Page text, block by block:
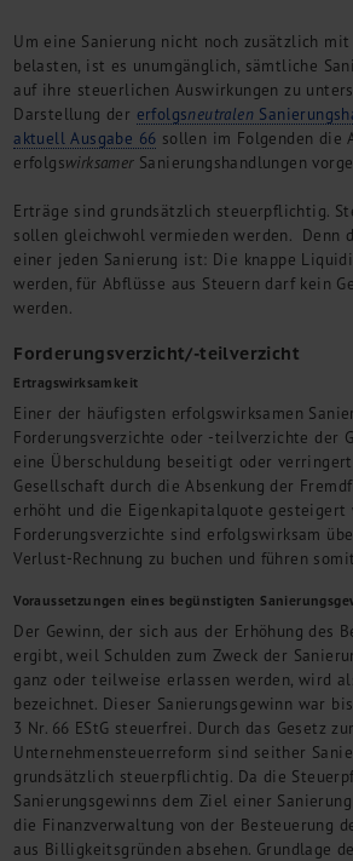
Finanz- und Lohnbuchhaltung
Wirtschaftsprüfung
Steuerberatung
Rechtsberatung
M&A Deutschland/China
Industrielle Dienstleistungen
Inbound Investments
Coaching
Team
Events
Karriere
Kontakt
Um eine Sanierung nicht noch zusätzlich mit
belasten, ist es unumgänglich, sämtliche
auf ihre steuerlichen Auswirkungen zu
Darstellung der erfolgsneutralen
aktuell Ausgabe 66 sollen im Folgenden die
erfolgswirksamer Sanierungshandlungen
Erträge sind grundsätzlich steuerpflichtig.
sollen gleichwohl vermieden werden. Denn
einer jeden Sanierung ist: Die knappe
werden, für Abflüsse aus Steuern darf kein
werden.
Forderungsverzicht/-teilverzicht
Ertragswirksamkeit
Einer der häufigsten erfolgswirksamen
Forderungsverzichte oder -teilverzichte der
eine Überschuldung beseitigt oder
Gesellschaft durch die Absenkung der
erhöht und die Eigenkapitalquote gesteigert
Forderungsverzichte sind erfolgswirksam
Verlust-Rechnung zu buchen und führen
Voraussetzungen eines begünstigten
Der Gewinn, der sich aus der Erhöhung des
ergibt, weil Schulden zum Zweck der
ganz oder teilweise erlassen werden, wird
bezeichnet. Dieser Sanierungsgewinn war
3 Nr. 66 EStG steuerfrei. Durch das Gesetz
Unternehmensteuerreform sind seither
grundsätzlich steuerpflichtig. Da die
Sanierungsgewinns dem Ziel einer
die Finanzverwaltung von der Besteuerung
aus Billigkeitsgründen absehen. Grundlage